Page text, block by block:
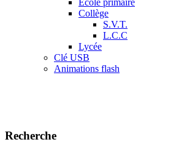
Collège
S.V.T.
L.C.C
Lycée
Clé USB
Animations flash
Recherche